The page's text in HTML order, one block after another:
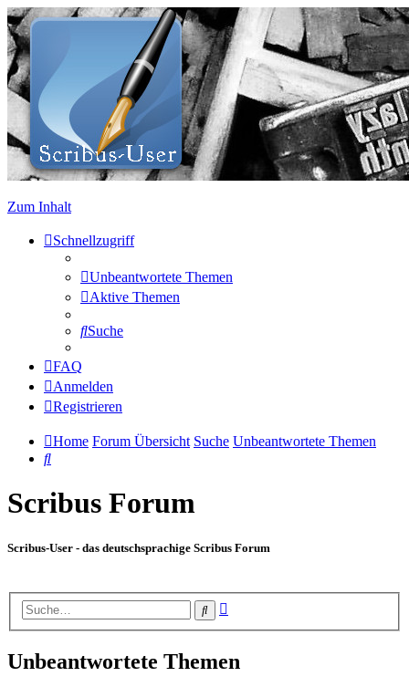
Zum Inhalt
Schnellzugriff
Unbeantwortete Themen
Aktive Themen
Suche
FAQ
Anmelden
Registrieren
Home Forum Übersicht Suche Unbeantwortete Themen
Suche
Scribus Forum
Scribus-User - das deutschsprachige Scribus Forum
Suche
Unbeantwortete Themen